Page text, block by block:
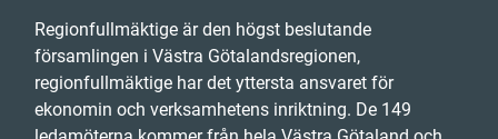
Regionfullmäktige är den högst beslutande
församlingen i Västra Götalandsregionen,
regionfullmäktige har det yttersta ansvaret för
ekonomin och verksamhetens inriktning. De 149